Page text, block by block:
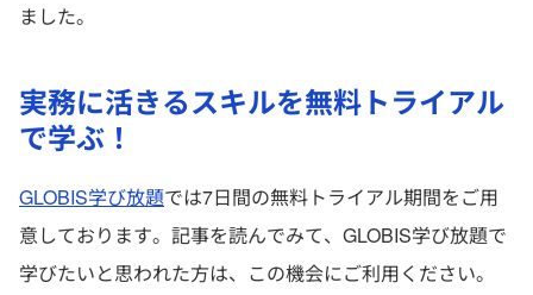
ました。
実務に活きるスキルを無料トライアル
で学ぶ！
GLOBIS学び放題では7日間の無料トライアル期間をご用
意しております。記事を読んでみて、GLOBIS学び放題で
学びたいと思われた方は、この機会にご利用ください。